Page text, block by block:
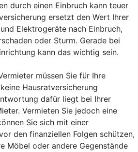
durch einen Einbruch kann teuer
ersetzt den Wert Ihrer
Elektrogeräte nach Einbruch,
oder Sturm. Gerade bei
kann das wichtig sein.
müssen Sie für Ihre
Hausratversicherung
dafür liegt bei Ihrer
Vermieten Sie jedoch eine
Sie sich mit einer
den finanziellen Folgen schützen,
Möbel oder andere Gegenstände